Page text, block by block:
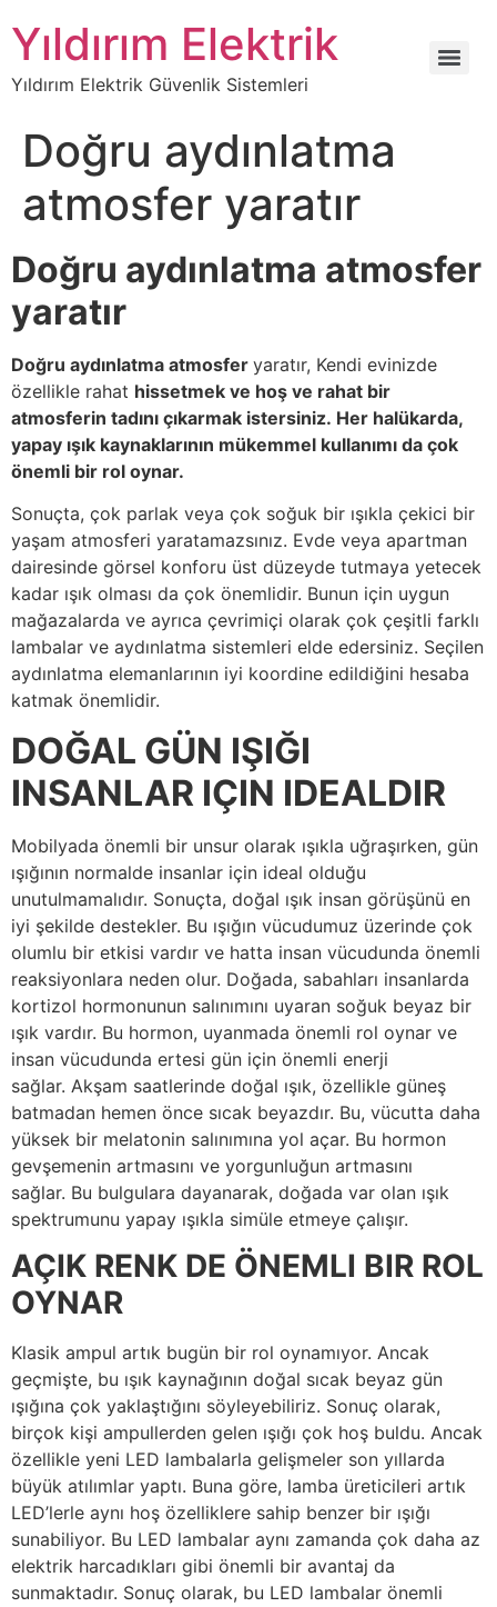
Yıldırım Elektrik
Yıldırım Elektrik Güvenlik Sistemleri
Doğru aydınlatma
atmosfer yaratır
Doğru aydınlatma atmosfer
yaratır
Doğru aydınlatma atmosfer yaratır, Kendi evinizde
özellikle rahat hissetmek ve hoş ve rahat bir
atmosferin tadını çıkarmak istersiniz. Her halükarda,
yapay ışık kaynaklarının mükemmel kullanımı da çok
önemli bir rol oynar.
Sonuçta, çok parlak veya çok soğuk bir ışıkla çekici bir
yaşam atmosferi yaratamazsınız. Evde veya apartman
dairesinde görsel konforu üst düzeyde tutmaya yetecek
kadar ışık olması da çok önemlidir. Bunun için uygun
mağazalarda ve ayrıca çevrimiçi olarak çok çeşitli farklı
lambalar ve aydınlatma sistemleri elde edersiniz. Seçilen
aydınlatma elemanlarının iyi koordine edildiğini hesaba
katmak önemlidir.
DOĞAL GÜN IŞIĞI
INSANLAR IÇIN IDEALDIR
Mobilyada önemli bir unsur olarak ışıkla uğraşırken, gün
ışığının normalde insanlar için ideal olduğu
unutulmamalıdır. Sonuçta, doğal ışık insan görüşünü en
iyi şekilde destekler. Bu ışığın vücudumuz üzerinde çok
olumlu bir etkisi vardır ve hatta insan vücudunda önemli
reaksiyonlara neden olur. Doğada, sabahları insanlarda
kortizol hormonunun salınımını uyaran soğuk beyaz bir
ışık vardır. Bu hormon, uyanmada önemli rol oynar ve
insan vücudunda ertesi gün için önemli enerji
sağlar. Akşam saatlerinde doğal ışık, özellikle güneş
batmadan hemen önce sıcak beyazdır. Bu, vücutta daha
yüksek bir melatonin salınımına yol açar. Bu hormon
gevşemenin artmasını ve yorgunluğun artmasını
sağlar. Bu bulgulara dayanarak, doğada var olan ışık
spektrumunu yapay ışıkla simüle etmeye çalışır.
AÇIK RENK DE ÖNEMLI BIR ROL
OYNAR
Klasik ampul artık bugün bir rol oynamıyor. Ancak
geçmişte, bu ışık kaynağının doğal sıcak beyaz gün
ışığına çok yaklaştığını söyleyebiliriz. Sonuç olarak,
birçok kişi ampullerden gelen ışığı çok hoş buldu. Ancak
özellikle yeni LED lambalarla gelişmeler son yıllarda
büyük atılımlar yaptı. Buna göre, lamba üreticileri artık
LED’lerle aynı hoş özelliklere sahip benzer bir ışığı
sunabiliyor. Bu LED lambalar aynı zamanda çok daha az
elektrik harcadıkları gibi önemli bir avantaj da
sunmaktadır. Sonuç olarak, bu LED lambalar önemli